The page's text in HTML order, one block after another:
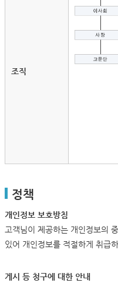
조직
정책
개인정보 보호방침
고객님이 제공하는 개인정보의
있어 개인정보를 적절하게 취급
게시 등 청구에 대한 안내